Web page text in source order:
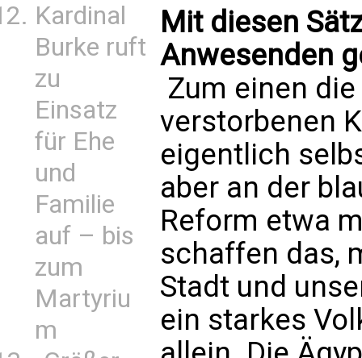
Kardinal
Burke ruft
zu
Einsatz
für Ehe
und
Familie
auf – bis
zum
Martyriu
m
Mit diesen
Anwesenden
 Zum einen
verstorbenen
eigentlich
aber an der
Reform etwa
schaffen das,
Stadt und
ein starkes